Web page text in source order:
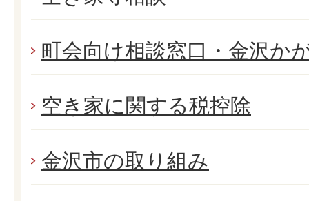
町会向け相談窓口・金沢か
空き家に関する税控除
金沢市の取り組み